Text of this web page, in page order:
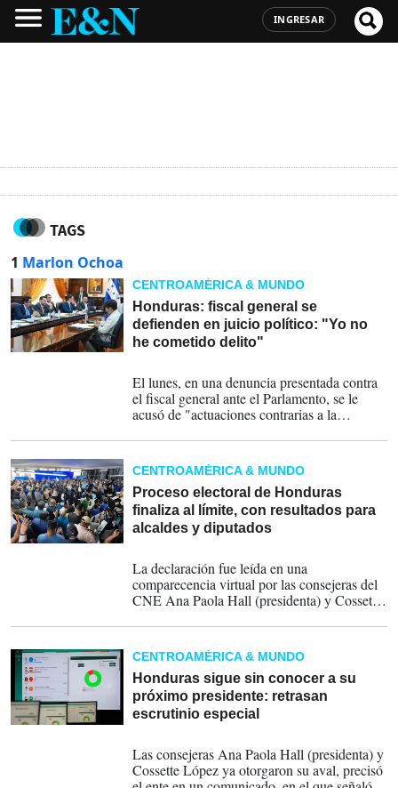
INGRESAR
TAGS
1 Marlon Ochoa
CENTROAMÉRICA & MUNDO
Honduras: fiscal general se
defienden en juicio político: "Yo no
he cometido delito"
El lunes, en una denuncia presentada contra
el fiscal general ante el Parlamento, se le
acusó de "actuaciones contrarias a la
e incompetencia manifiesta para el
desempeño del cargo, derivadas de
actuaciones y omisiones que, de manera
reiterada y sistemática, han contravenido la
Constitución, la Ley del Ministerio Público
(Fiscalía), la Ley Electoral de Honduras y la
CENTROAMÉRICA & MUNDO
Proceso electoral de Honduras
finaliza al límite, con resultados para
alcaldes y diputados
La declaración fue leída en una
comparecencia virtual por las consejeras del
CNE Ana Paola Hall (presidenta) y Cossette
y Nacional, respectivamente, junto con el
suplente Carlos Cardona, ante la ausencia del
consejero Marlon Ochoa, de Libre, quien no
reconoce los resultados.
CENTROAMÉRICA & MUNDO
Honduras sigue sin conocer a su
próximo presidente: retrasan
escrutinio especial
Las consejeras Ana Paola Hall (presidenta) y
Cossette López ya otorgaron su aval, precisó